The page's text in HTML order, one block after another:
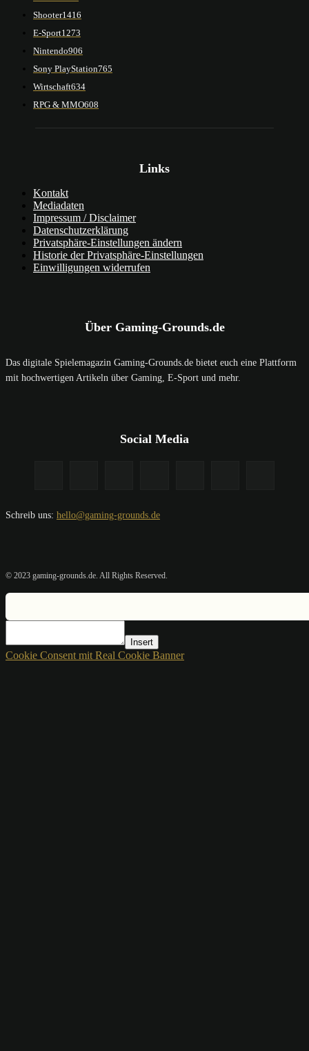
Shooter1416
E-Sport1273
Nintendo906
Sony PlayStation765
Wirtschaft634
RPG & MMO608
Links
Kontakt
Mediadaten
Impressum / Disclaimer
Datenschutzerklärung
Privatsphäre-Einstellungen ändern
Historie der Privatsphäre-Einstellungen
Einwilligungen widerrufen
Über Gaming-Grounds.de
Das digitale Spielemagazin Gaming-Grounds.de bietet euch eine Plattform
mit hochwertigen Artikeln über Gaming, E-Sport und mehr.
Social Media
Schreib uns: hello@gaming-grounds.de
© 2023 gaming-grounds.de. All Rights Reserved.
Insert
Cookie Consent mit Real Cookie Banner